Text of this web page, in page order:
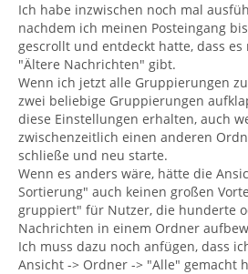
Ich habe inzwischen noch mal
nachdem ich meinen Posteingang
gescrollt und entdeckt hatte, dass
"Ältere Nachrichten" gibt.
Wenn ich jetzt alle Gruppierungen
zwei beliebige Gruppierungen
diese Einstellungen erhalten, auch
zwischenzeitlich einen anderen
schließe und neu starte.
Wenn es anders wäre, hätte die
Sortierung" auch keinen großen
gruppiert" für Nutzer, die hunderte
Nachrichten in einem Ordner
Ich muss dazu noch anfügen, dass
Ansicht -> Ordner -> "Alle" gemacht